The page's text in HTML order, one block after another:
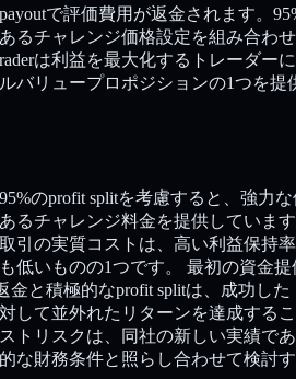
で評価費用が返金されます。
るチャレンジ価格設定を組み合わ
は利益を最大化するトレーダー
バリュープロポジションの1つを提
95%のprofit splitを考慮すると、強力
るチャレンジ料金を提供していま
取引の実質コストは、高い利益保持
低いものの1つです。 最初の資金提
金と積極的なprofit splitは、成功した
して並外れたリターンを達成する
トリスクは、同社の新しい実績であ
な財務条件と照らし合わせて検討